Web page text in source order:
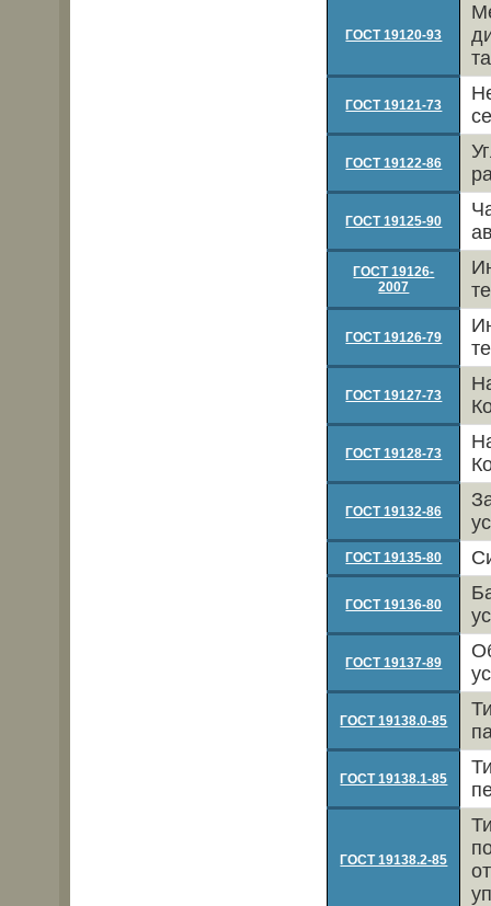
ГОСТ 19120-93
ГОСТ 19121-73
ГОСТ 19122-86
ГОСТ 19125-90
ГОСТ 19126-
2007
ГОСТ 19126-79
ГОСТ 19127-73
ГОСТ 19128-73
ГОСТ 19132-86
ГОСТ 19135-80
ГОСТ 19136-80
ГОСТ 19137-89
ГОСТ 19138.0-85
ГОСТ 19138.1-85
ГОСТ 19138.2-85